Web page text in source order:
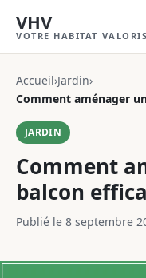
VHV
VOTRE HABITAT
Accueil›Jardin›
Comment aménager
JARDIN
Comment
balcon
Publié le 8 septembre